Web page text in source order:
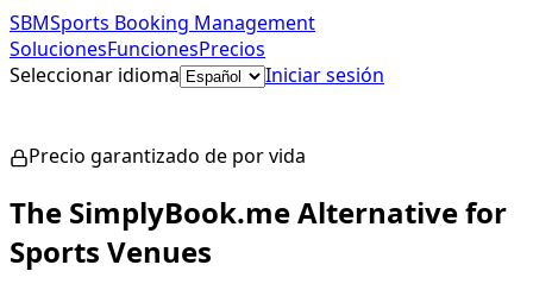
SBMSports Booking Management
SolucionesFuncionesPrecios
Seleccionar idioma
Iniciar sesión
Precio garantizado de por vida
The SimplyBook.me Alternative for
Sports Venues